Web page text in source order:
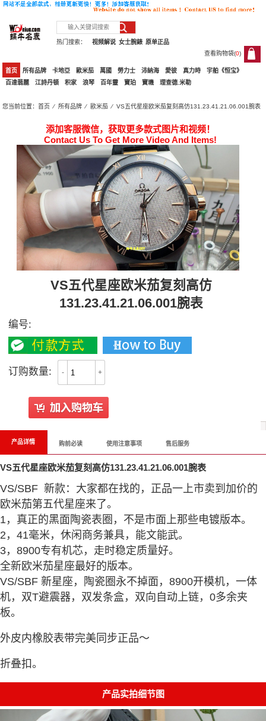
热门搜索： 原单正品
女士腕錶
视频解说
查看购物袋(0)
0
首页 所有品牌 卡地亞 歐米茄 萬國 勞力士 沛納海 愛彼 真力時
宇舶《恒宝》
百達翡麗
江詩丹頓 积家 浪琴 百年靈 寶珀 寶璣 理查德.米勒
您当前位置：首页 ⁄所有品牌 ⁄ 歐米茄 ⁄ VS五代星座欧米茄复刻高仿131.23.41.21.06.001腕表
添加客服微信，获取更多款式图片和视频！
Contact Us To Get More Video And Items!
VS五代星座欧米茄复刻高仿
131.23.41.21.06.001腕表
编号:
订购数量: - +
产品详情 购前必读 使用注意事项 售后服务
VS五代星座欧米茄复刻高仿131.23.41.21.06.001腕表
VS/SBF 新款：大家都在找的，正品一上市卖到加价的
欧米茄第五代星座来了。
1，真正的黑面陶瓷表圈，不是市面上那些电镀版本。
2，41毫米，休闲商务兼具，能文能武。
3，8900专有机芯，走时稳定质量好。
全新欧米茄星座最好的版本。
VS/SBF 新星座，陶瓷圈永不掉面，8900开模机，一体
机，双T避震器，双发条盒，双向自动上链，0多余夹
板。
外皮内橡胶表带完美同步正品～
折叠扣。
产品实拍细节图